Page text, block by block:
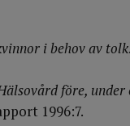
i behov av tolk
före, under
1996:7.